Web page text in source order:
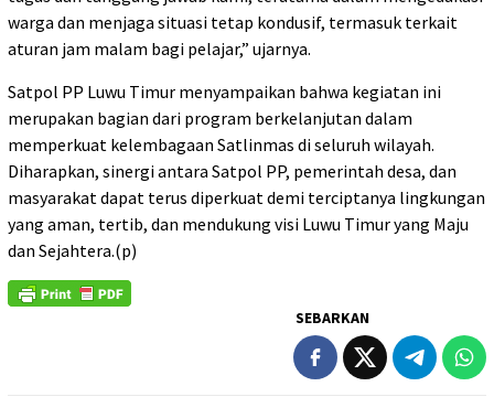
warga dan menjaga situasi tetap kondusif, termasuk terkait
aturan jam malam bagi pelajar,” ujarnya.
Satpol PP Luwu Timur menyampaikan bahwa kegiatan ini
merupakan bagian dari program berkelanjutan dalam
memperkuat kelembagaan Satlinmas di seluruh wilayah.
Diharapkan, sinergi antara Satpol PP, pemerintah desa, dan
masyarakat dapat terus diperkuat demi terciptanya lingkungan
yang aman, tertib, dan mendukung visi Luwu Timur yang Maju
dan Sejahtera.(p)
SEBARKAN